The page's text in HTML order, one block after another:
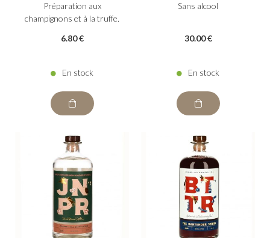
Préparation aux
champignons et à la truffe.
6.80 €
En stock
Sans alcool
30.00 €
En stock